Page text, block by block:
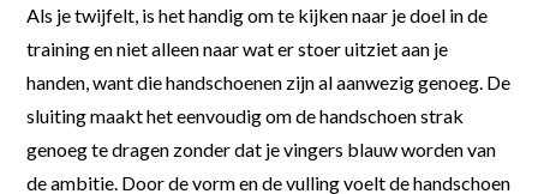
Als je twijfelt, is het handig om te kijken naar je doel in de
training en niet alleen naar wat er stoer uitziet aan je
handen, want die handschoenen zijn al aanwezig genoeg. De
sluiting maakt het eenvoudig om de handschoen strak
genoeg te dragen zonder dat je vingers blauw worden van
de ambitie. Door de vorm en de vulling voelt de handschoen